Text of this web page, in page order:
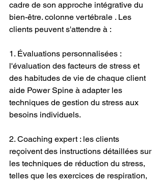
cadre de son approche intégrative du
bien-être. colonne vertébrale . Les
clients peuvent s'attendre à :
1. Évaluations personnalisées :
l'évaluation des facteurs de stress et
des habitudes de vie de chaque client
aide Power Spine à adapter les
techniques de gestion du stress aux
besoins individuels.
2. Coaching expert : les clients
reçoivent des instructions détaillées sur
les techniques de réduction du stress,
telles que les exercices de respiration,